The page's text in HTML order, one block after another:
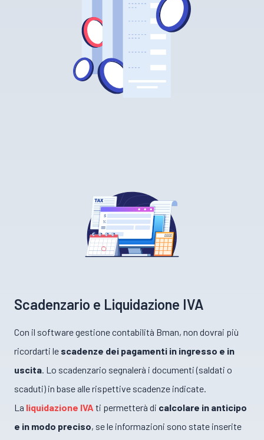
Scadenzario e Liquidazione IVA
Con il software gestione contabilità Bman, non dovrai più
ricordarti le scadenze dei pagamenti in ingresso e in
uscita . Lo scadenzario segnalerà i documenti (saldati o
scaduti) in base alle rispettive scadenze indicate.
La liquidazione IVA ti permetterà di calcolare in anticipo
e in modo preciso, se le informazioni sono state inserite